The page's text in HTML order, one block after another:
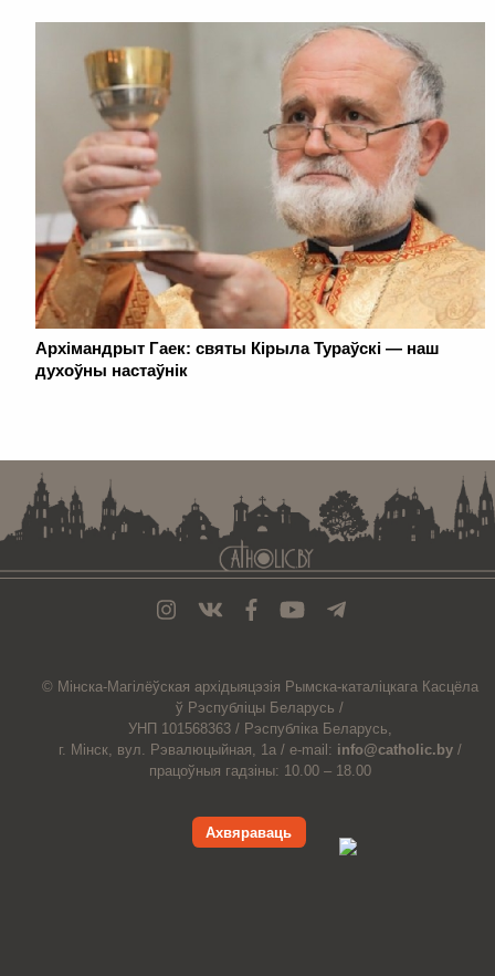
Архімандрыт Гаек: святы Кірыла Тураўскі — наш
духоўны настаўнік
© Мiнска-Магiлёўская архiдыяцэзiя Рымска-каталіцкага Касцёла
ў Рэспубліцы Беларусь /
УНП 101568363 / Рэспубліка Беларусь,
г. Мінск, вул. Рэвалюцыйная, 1а / e-mail: info@catholic.by /
працоўныя гадзіны: 10.00 – 18.00
Ахвяраваць